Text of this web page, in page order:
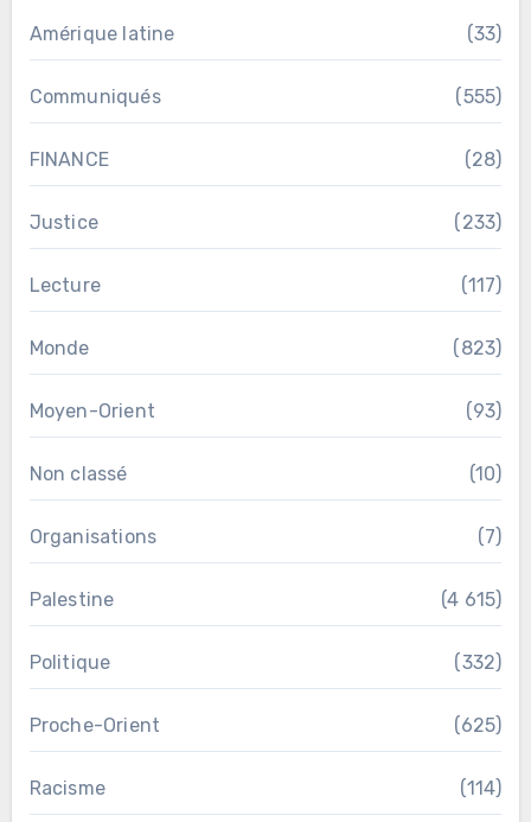
Amérique latine (33)
Communiqués (555)
FINANCE (28)
Justice (233)
Lecture (117)
Monde (823)
Moyen-Orient (93)
Non classé (10)
Organisations (7)
Palestine (4 615)
Politique (332)
Proche-Orient (625)
Racisme (114)